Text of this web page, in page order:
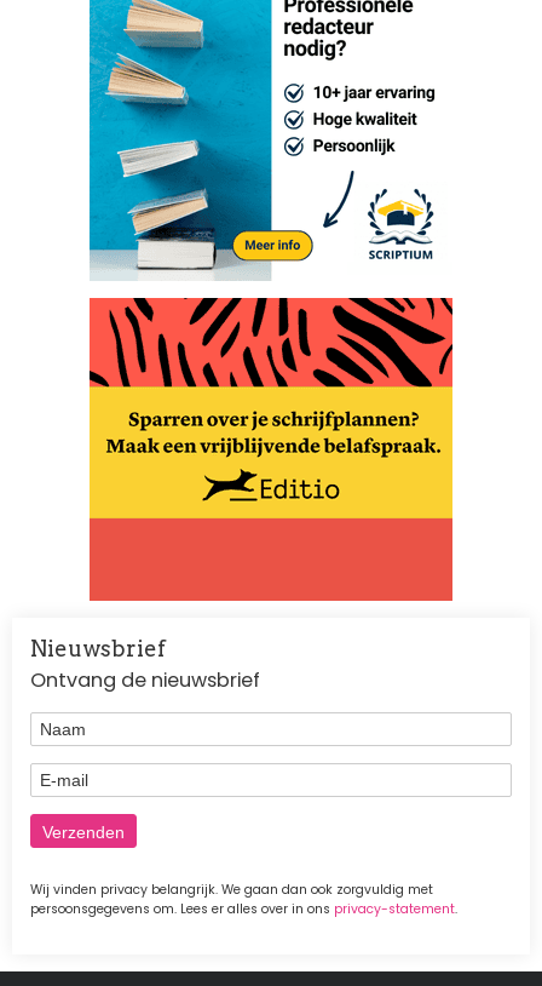
Nieuwsbrief
Ontvang de nieuwsbrief
Naam
E-mail
Wij vinden privacy belangrijk. We gaan dan ook zorgvuldig met
persoonsgegevens om. Lees er alles over in ons privacy-statement.